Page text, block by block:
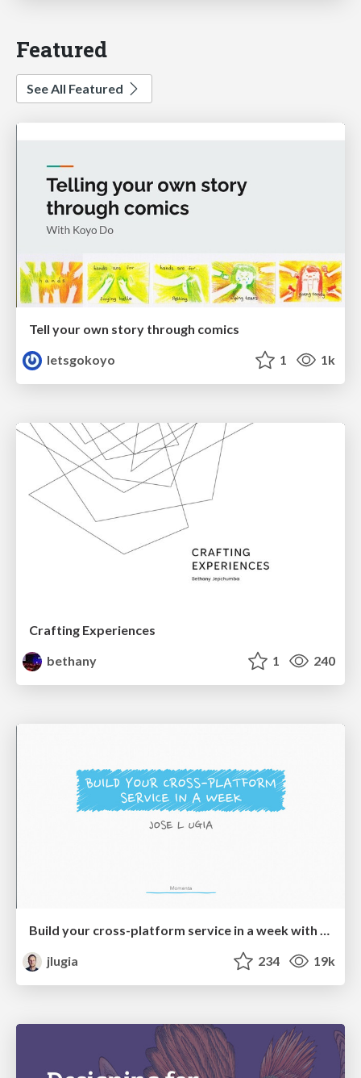
Featured
See All Featured
Tell your own story through comics
letsgokoyo
1 1k
Crafting Experiences
bethany
1 240
Build your cross-platform service in a week with App Engine
jlugia
234 19k